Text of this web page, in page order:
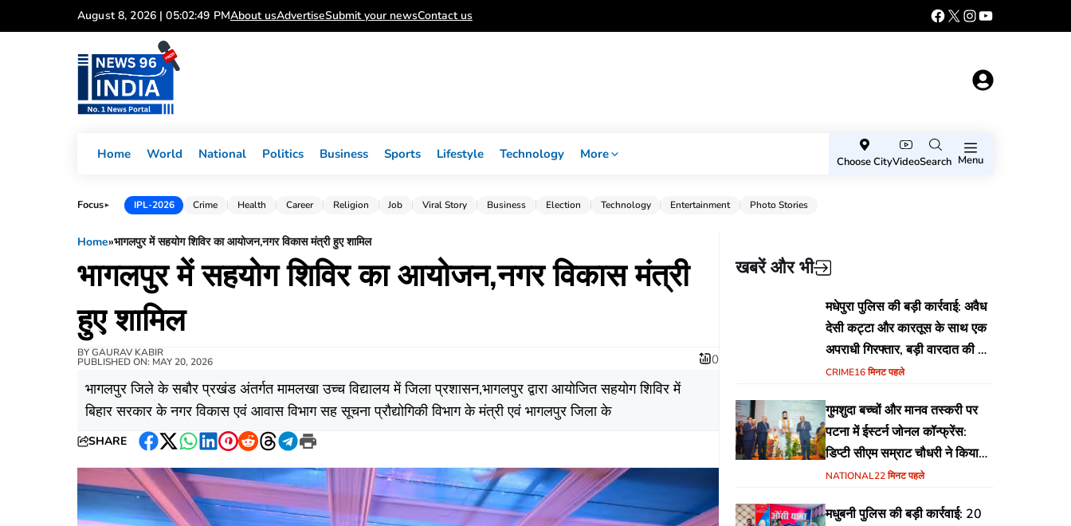
to
August 8, 2026 | 05:02:50 PMAbout usAdvertiseSubmit your newsContact us
Home World National Politics Business Sports Lifestyle Technology More
Choose CityVideoSearch Menu
Focus► IPL-2026 Crime Health Career Religion Job Viral Story Business Election Technology Entertainment Photo Stories
Home»भागलपुर में सहयोग शिविर का आयोजन,नगर विकास मंत्री हुए शामिल
भागलपुर में सहयोग शिविर का आयोजन,नगर विकास मंत्री
हुए शामिल
BYGAURAV KABIR
PUBLISHED ON: MAY 20, 2026 0
भागलपुर जिले के सबौर प्रखंड अंतर्गत मामलखा उच्च विद्यालय में जिला प्रशासन,भागलपुर द्वारा आयोजित सहयोग शिविर में
बिहार सरकार के नगर विकास एवं आवास विभाग सह सूचना प्रौद्योगिकी विभाग के मंत्री एवं भागलपुर जिला के
SHARE
Facebook
Twitter
WhatsApp
LinkedIn
Pinterest
RedditThreads
Telegram
Print
खबरें और भी
मधेपुरा पुलिस की बड़ी कार्रवाई: अवैध
देसी कट्टा और कारतूस के साथ एक
अपराधी गिरफ्तार, बड़ी वारदात की थी
योजना
CRIME16 मिनट पहले
गुमशुदा बच्चों और मानव तस्करी पर
पटना में ईस्टर्न जोनल कॉन्फ्रेंस:
डिप्टी सीएम सम्राट चौधरी ने किया
उद्घाटन, अंतर्राज्यीय समन्वय पर जोर
NATIONAL22 मिनट पहले
मधुबनी पुलिस की बड़ी कार्रवाई: 20